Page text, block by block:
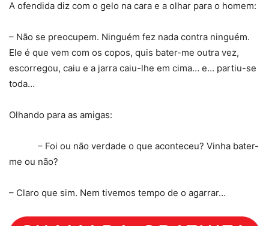
A ofendida diz com o gelo na cara e a olhar para o homem:
– Não se preocupem. Ninguém fez nada contra ninguém.
Ele é que vem com os copos, quis bater-me outra vez,
escorregou, caiu e a jarra caiu-lhe em cima… e… partiu-se
toda…
Olhando para as amigas:
– Foi ou não verdade o que aconteceu? Vinha bater-
me ou não?
– Claro que sim. Nem tivemos tempo de o agarrar…